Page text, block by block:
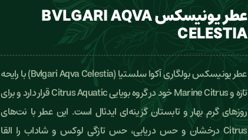
عطر یونیسکس BVLGARI AQVA
CELESTIA
عطر یونیسکس بولگاری آکوا سلستیا (Bvlgari Aqva Celestia) با رایحه
تازه و Marine Citrus خود در گروه بویایی Citrus Aquatic قرار دارد و برای
روزهای گرم بهار و تابستان گزینه‌ای ایدئال است. این عطر با نت‌های
Citrus درخشان و حس دریایی، حس تازگی لوکس و شاداب را القا